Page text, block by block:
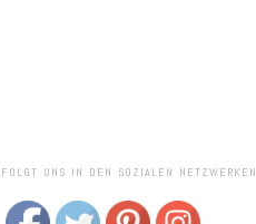
FOLGT UNS IN DEN SOZIALEN NETZWERKEN